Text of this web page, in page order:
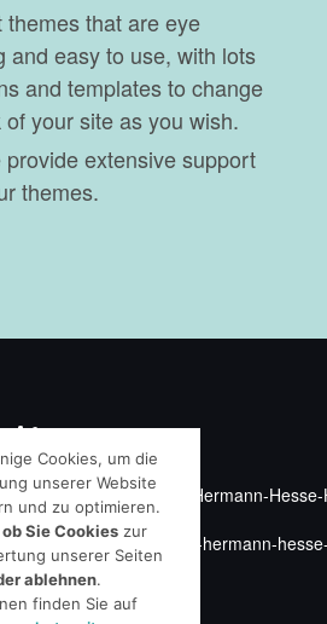
themes that are eye
and easy to use, with lots
and templates to change
your site as you wish.
provide extensive support
themes.
Mia- und Mia- und Hermann-
440 653
{ät} mia-und-hermann-
Hesse-Weg 2
Cookies, um die
unserer Website
und zu optimieren.
Sie Cookieszur
unserer Seiten
ablehnen.
finden Sie auf